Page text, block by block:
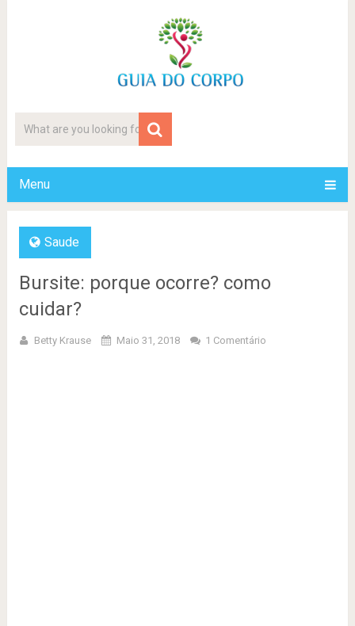
Menu
Saude
Bursite: porque ocorre? como
cuidar?
Betty Krause Maio 31, 2018 1 Comentário